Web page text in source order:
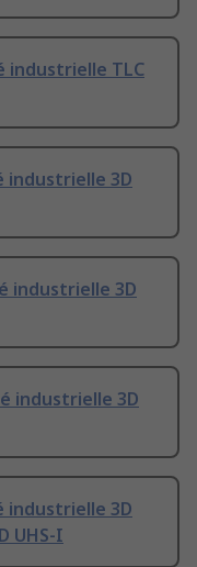
industrielle TLC
industrielle 3D
industrielle 3D
industrielle 3D
industrielle 3D
UHS-I